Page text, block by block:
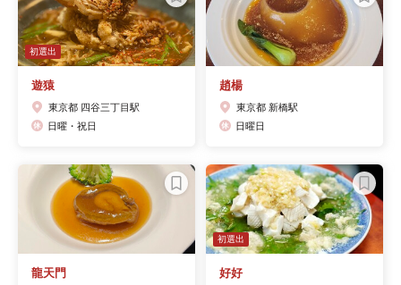
初選出
遊猿
東京都 四谷三丁目駅
日曜・祝日
趙楊
東京都 新橋駅
日曜日
龍天門
初選出
好好